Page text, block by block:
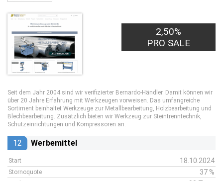
2,50%
PRO SALE
Seit dem Jahr 2004 sind wir verifizierter Bernardo-Händler. Damit können wir
über 20 Jahre Erfahrung mit Werkzeugen vorweisen. Das umfangreiche
Sortiment beinhaltet Werkzeuge zur Metallbearbeitung, Holzbearbeitung und
Blechbearbeitung. Zusätzlich bieten wir Werkzeug zur Steintrenntechnik,
Schutzeinrichtungen und Kompressoren an.
12 Werbemittel
Start 18.10.2024
Stornoquote 37 %